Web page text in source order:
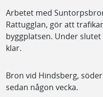
Arbetet med
Rattugglan, gör att
byggplatsen. Under
klar.
Bron vid Hindsberg,
sedan någon vecka.